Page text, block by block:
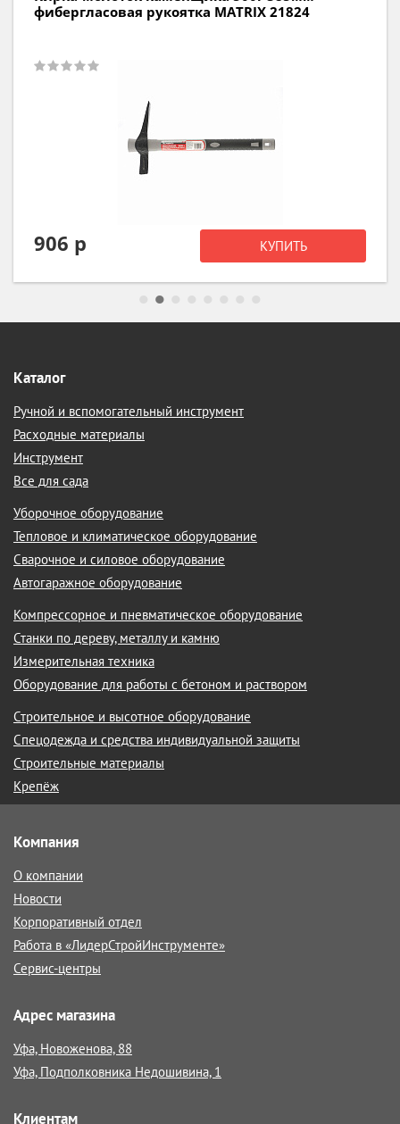
STAYER Профи
1 100 р КУПИТЬ
Каталог
Ручной и вспомогательный инструмент
Расходные материалы
Инструмент
Все для сада
Уборочное оборудование
Тепловое и климатическое оборудование
Сварочное и силовое оборудование
Автогаражное оборудование
Компрессорное и пневматическое оборудование
Станки по дереву, металлу и камню
Измерительная техника
Оборудование для работы с бетоном и раствором
Строительное и высотное оборудование
Спецодежда и средства индивидуальной защиты
Строительные материалы
Крепёж
Компания
О компании
Новости
Корпоративный отдел
Работа в «ЛидерСтройИнструменте»
Сервис-центры
Адрес магазина
Уфа, Новоженова, 88
Уфа, Подполковника Недошивина, 1
Клиентам